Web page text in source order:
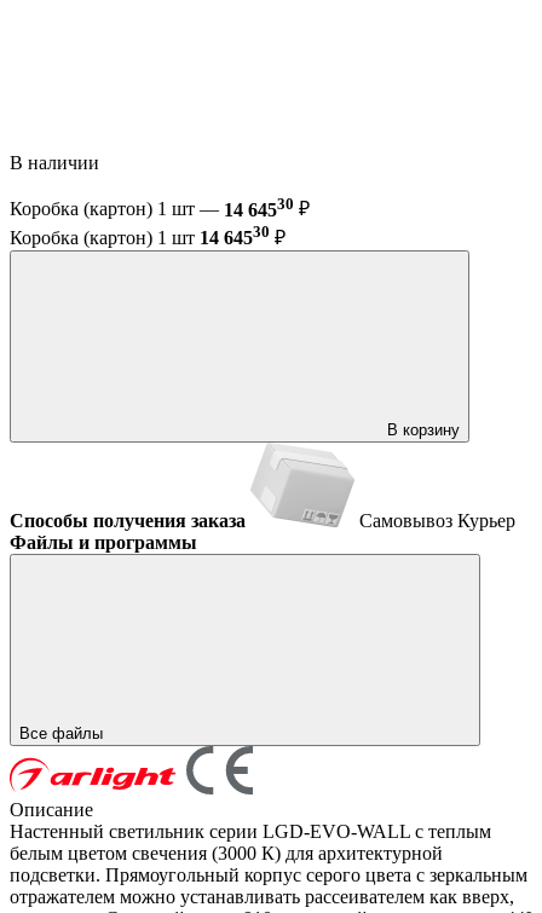
В наличии
Коробка (картон) 1 шт — 14 64530 ₽
Коробка (картон) 1 шт 14 64530 ₽
В корзину
Способы получения заказа Самовывоз Курьер
Файлы и программы
Все файлы
Описание
Настенный светильник серии LGD-EVO-WALL с теплым
белым цветом свечения (3000 К) для архитектурной
подсветки. Прямоугольный корпус серого цвета с зеркальным
отражателем можно устанавливать рассеивателем как вверх,